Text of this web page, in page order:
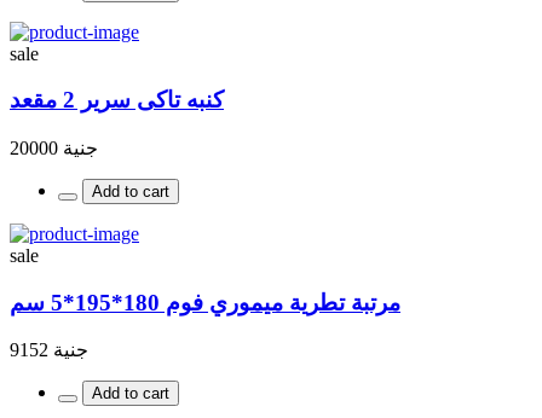
sale
كنبه تاكى سرير 2 مقعد
جنية 20000
Add to cart
sale
مرتبة تطرية ميموري فوم 180*195*5 سم
جنية 9152
Add to cart